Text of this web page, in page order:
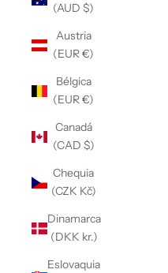
(AUD $)
Austria
(EUR €)
Bélgica
(EUR €)
Canadá
(CAD $)
Chequia
(CZK Kč)
Dinamarca
(DKK kr.)
Eslovaquia